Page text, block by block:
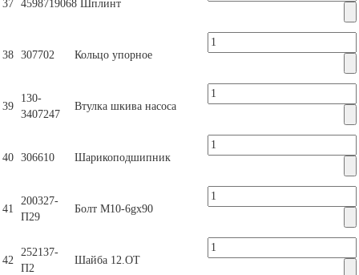
37 4598719068 Шплинт
38 307702 Кольцо упорное
39
130-
3407247
Втулка шкива насоса
40 306610 Шарикоподшипник
41
200327-
П29
Болт М10-6gх90
42
252137-
П2
Шайба 12.ОТ